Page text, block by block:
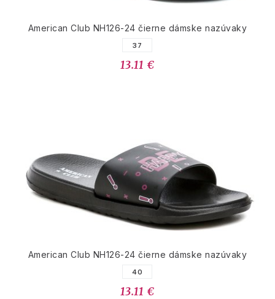
American Club NH126-24 čierne dámske nazúvaky
37
13.11 €
American Club NH126-24 čierne dámske nazúvaky
40
13.11 €